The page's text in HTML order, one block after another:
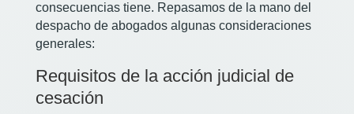
consecuencias tiene. Repasamos de la mano del
despacho de abogados algunas consideraciones
generales:
Requisitos de la acción judicial de
cesación